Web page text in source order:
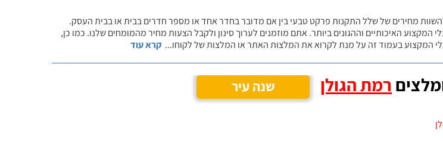
מחירים של שלל התקנות פרקט טבעי בין אם מדובר בחדר אחד או מספר חדרים בבית או בבית העסק.
האיכותיים וההגונים ביותר. אתם מוזמנים לערוך סינון ולקבל הצעות מחיר מהמומחים שלנו. כמו כן,
המקצוע בעמוד זה על מנת לקרוא את המלצות האתר או המלצות של לקוחו... קרא עוד
רמת הגולן שנה עיר